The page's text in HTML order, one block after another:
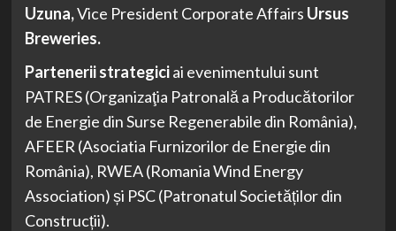
Uzuna,Vice President Corporate Affairs Ursus
Breweries.
Partenerii strategiciai evenimentului sunt
PATRES (Organizaţia Patronală a Producătorilor
de Energie din Surse Regenerabile din România),
AFEER (Asociatia Furnizorilor de Energie din
România), RWEA (Romania Wind Energy
Association) și PSC (Patronatul Societăților din
Construcții).